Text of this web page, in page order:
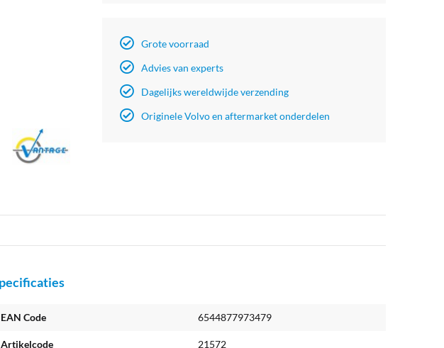
Brand
Grote voorraad
Advies van experts
Dagelijks wereldwijde verzending
Originele Volvo en aftermarket onderdelen
EAN Code 6544877973479
Artikelcode 21572